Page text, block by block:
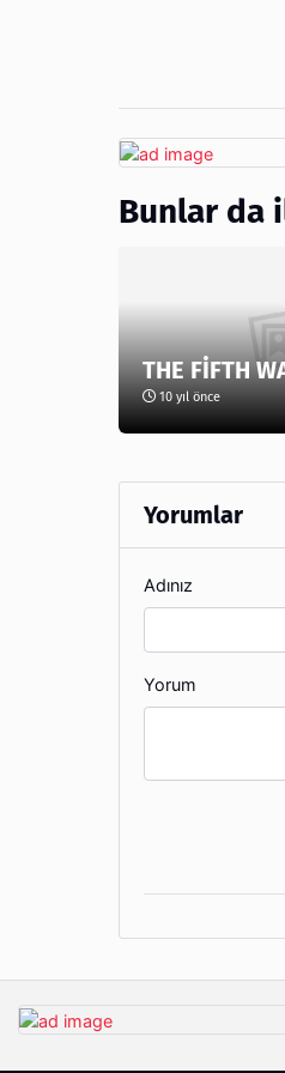
Bunlar da
THE FİFTH
10 yıl önce
Yorumlar
Adınız
Yorum